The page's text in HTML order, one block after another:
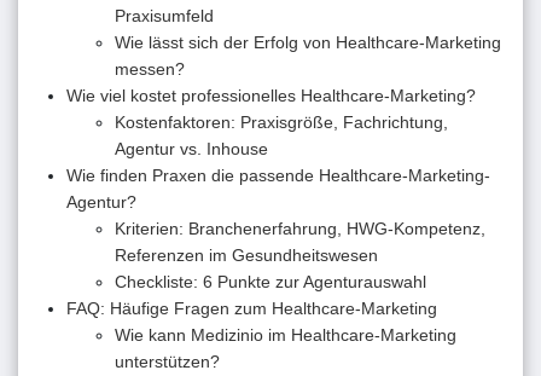
Praxisumfeld
Wie lässt sich der Erfolg von Healthcare-Marketing
messen?
Wie viel kostet professionelles Healthcare-Marketing?
Kostenfaktoren: Praxisgröße, Fachrichtung,
Agentur vs. Inhouse
Wie finden Praxen die passende Healthcare-Marketing-
Agentur?
Kriterien: Branchenerfahrung, HWG-Kompetenz,
Referenzen im Gesundheitswesen
Checkliste: 6 Punkte zur Agenturauswahl
FAQ: Häufige Fragen zum Healthcare-Marketing
Wie kann Medizinio im Healthcare-Marketing
unterstützen?